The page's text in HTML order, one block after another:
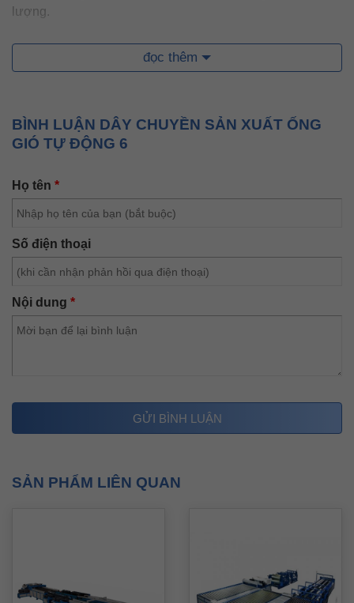
lượng.
Dòng máy sản xuất ống gió tự động 6 - Autoline VI gồm có
cấu trúc thẳng và cấu trúc hình chữ U. Máy cấu trúc hình
(khoảng 20-23 giây mỗi mảnh).
thước cố định, kết cườm, tự động cắt khía, tạo hình
pittsburgh. Mặt bích TDF và mặt bích sắt góc tự động hình
thành và uốn cong thành ống hình chữ
trang bị khí hỗ trợ đột lỗ, lỗ mặt bích tấm thông thường là
tùy chọn.
Sơ đồ làm việc của Autoline VI
bước sau:
Nắn thẳng, cán gân tăng cứng, rồi cắt góc và sau đó cắt
Chạy bích Nẹp C thông qua máy chạy Nep C đôi.
đọc thêm
BÌNH LUẬN DÂY CHUYỀN SẢN XUẤT ỐNG
GIÓ TỰ ĐỘNG 6
Họ tên *
Số điện thoại
Nội dung *
SẢN PHẨM LIÊN QUAN